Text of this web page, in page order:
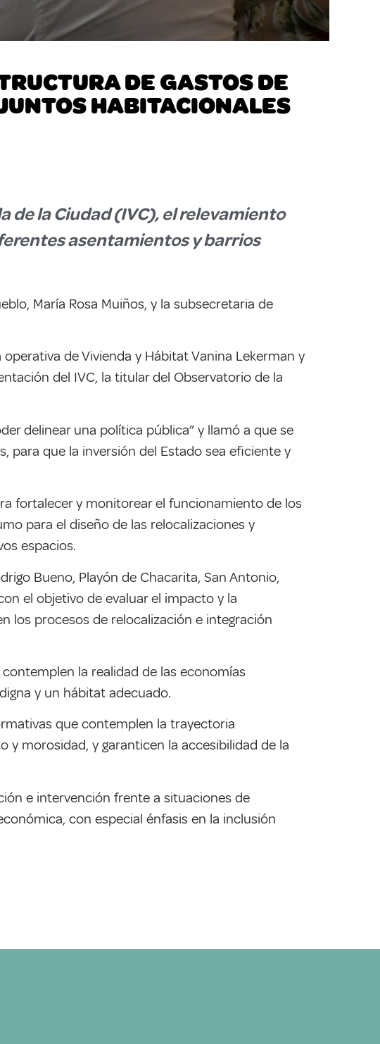
DE GASTOS DE
HABITACIONALES
de la Ciudad (IVC), el relevamiento
asentamientos y barrios
María Rosa Muiños, y la subsecretaria de
de Vivienda y Hábitat Vanina Lekerman y
del IVC, la titular del Observatorio de la
delinear una política pública” y llamó a que se
para que la inversión del Estado sea eficiente y
fortalecer y monitorear el funcionamiento de los
para el diseño de las relocalizaciones y
espacios.
Bueno, Playón de Chacarita, San Antonio,
el objetivo de evaluar el impacto y la
los procesos de relocalización e integración
la realidad de las economías
y un hábitat adecuado.
que contemplen la trayectoria
y morosidad, y garanticen la accesibilidad de la
e intervención frente a situaciones de
con especial énfasis en la inclusión